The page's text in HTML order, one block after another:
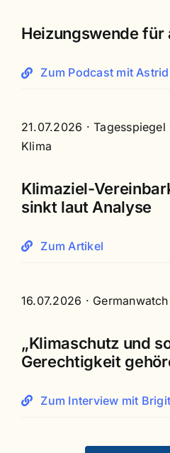
Heizungswende für
Zum Podcast mit
21.07.2026 ·
Klima
Klimaziel-
sinkt laut Analyse
Zum Artikel
16.07.2026 ·
„Klimaschutz und
Gerechtigkeit
Zum Interview mit